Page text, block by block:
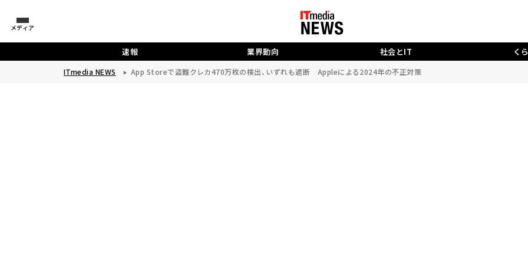
メディア
速報 業界動向 社会とIT く
ITmedia NEWS App Storeで盗難クレカ470万枚の検出、いずれも遮断 Appleによる2024年の不正対策